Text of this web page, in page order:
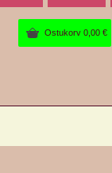
Ostukorv 0,00€